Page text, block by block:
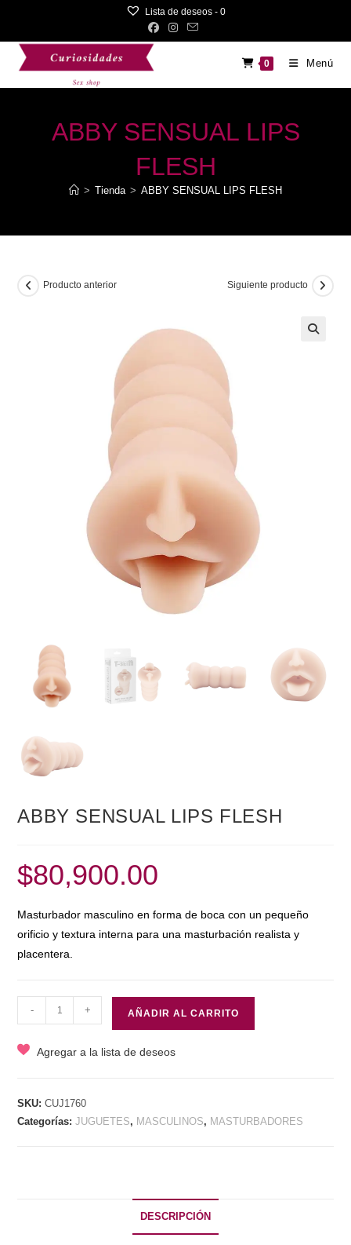
contenido
Lista de deseos - 0
0 Menú
ABBY SENSUAL LIPS
FLESH
> Tienda > ABBY SENSUAL LIPS FLESH
Producto anterior Siguiente producto
ABBY SENSUAL LIPS FLESH
$80,900.00
Masturbador masculino en forma de boca con un pequeño
orificio y textura interna para una masturbación realista y
placentera.
SENSUAL
LIPS
- + AÑADIR AL CARRITO
Agregar a la lista de deseos
SKU:CUJ1760
Categorías:JUGUETES, MASCULINOS, MASTURBADORES
DESCRIPCIÓN